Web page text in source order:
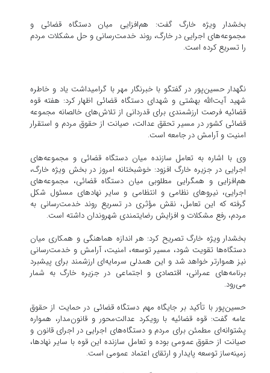
بخشدار ویژه خارگ گفت: هم‌افزایی میان دستگاه قضائی و
مجموعه‌های اجرایی در خارگ، روند خدمت‌رسانی و حل مشکلات مردم
را تسریع کرده است.
نگهدار حسین‌پور در گفتگو با خبرنگار مهر با گرامیداشت یاد و خاطره
شهید آیت‌الله بهشتی و شهدای دستگاه قضائی اظهار کرد: هفته قوه
قضائیه فرصت ارزشمندی برای قدردانی از تلاش‌های خالصانه مجموعه
قضائی کشور در مسیر تحقق عدالت، صیانت از حقوق مردم و استقرار
امنیت و آرامش در جامعه است.
وی با اشاره به تعامل سازنده میان دستگاه قضائی و مجموعه‌های
اجرایی در جزیره خارگ افزود: خوشبختانه امروز در بخش ویژه خارگ،
هم‌افزایی و همگرایی مطلوبی میان دستگاه قضائی، مجموعه‌های
اجرایی، نیروهای نظامی و انتظامی و سایر نهادهای مسئول شکل
گرفته که این تعامل، نقش مؤثری در تسریع روند خدمت‌رسانی به
مردم، رفع مشکلات و افزایش رضایتمندی شهروندان داشته است.
بخشدار ویژه خارگ تصریح کرد: هر اندازه هماهنگی و همکاری میان
دستگاه‌ها تقویت شود، مسیر توسعه، امنیت، آرامش و خدمت‌رسانی
نیز هموارتر خواهد شد و این همدلی سرمایه‌ای ارزشمند برای پیشبرد
برنامه‌های عمرانی، اقتصادی و اجتماعی در جزیره خارگ به شمار
می‌رود.
حسین‌پور با تأکید بر جایگاه مهم دستگاه قضائی در حمایت از حقوق
عامه گفت: قوه قضائیه با رویکرد عدالت‌محور و قانون‌مدار، همواره
پشتوانه‌ای مطمئن برای مردم و دستگاه‌های اجرایی در اجرای قانون و
صیانت از حقوق عمومی بوده و تعامل سازنده این قوه با سایر نهادها،
زمینه‌ساز توسعه پایدار و ارتقای اعتماد عمومی است.